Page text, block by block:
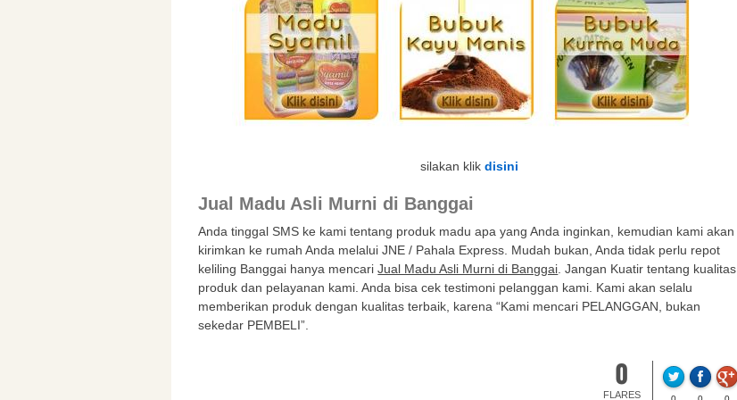
silakan klik disini
Jual Madu Asli Murni di Banggai
Anda tinggal SMS ke kami tentang produk madu apa yang Anda inginkan, kemudian kami akan
kirimkan ke rumah Anda melalui JNE / Pahala Express. Mudah bukan, Anda tidak perlu repot
keliling Banggai hanya mencariJual Madu Asli Murni di Banggai . Jangan Kuatir tentang kualitas
produk dan pelayanan kami. Anda bisa cek testimoni pelanggan kami. Kami akan selalu
memberikan produk dengan kualitas terbaik, karena “Kami mencari PELANGGAN, bukan
sekedar PEMBELI”.
0
FLARES